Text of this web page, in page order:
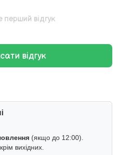
відгук
відгук
(якщо до 12:00).
вихідних.